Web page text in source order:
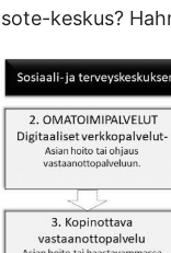
sote-keskus?